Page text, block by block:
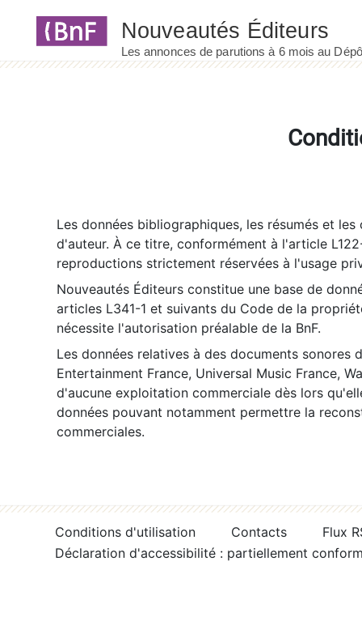
Les données bibliographiques, les résumés et
d'auteur. À ce titre, conformément à l'article
reproductions strictement réservées à l'usage
Nouveautés Éditeurs constitue une base de
articles L341-1 et suivants du Code de la
nécessite l'autorisation préalable de la BnF.
Les données relatives à des documents sonores
Entertainment France, Universal Music France,
d'aucune exploitation commerciale dès lors
données pouvant notamment permettre la
commerciales.
Conditions d'utilisation Contacts
Flux
Déclaration d'accessibilité : partiellement